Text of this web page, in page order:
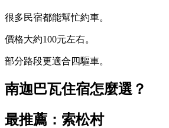
很多民宿都能幫忙約車。
價格大約100元左右。
部分路段更適合四驅車。
南迦巴瓦住宿怎麼選？
最推薦：索松村